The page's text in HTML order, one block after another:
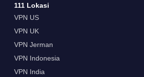
111 Lokasi
VPN US
VPN UK
VPN Jerman
VPN Indonesia
VPN India